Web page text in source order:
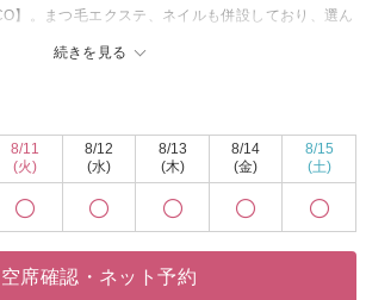
続きを見る
】。まつ毛エクステ、ネイルも併設しており、選ん
く相談できるのがうれしいところ。完全予約制でお
ぎ感と『キレイになった！』と感動するその瞬間
ただけます。キャビテーション痩身・モンテセラピ
越し下さい◎】
の完全予約制の隠れ家サロンで、キレイを手に入れ
、お待ちしております。
8/11
(火)
8/12
(水)
8/13
(木)
8/14
(金)
8/15
(土)
空席確認・ネット予約